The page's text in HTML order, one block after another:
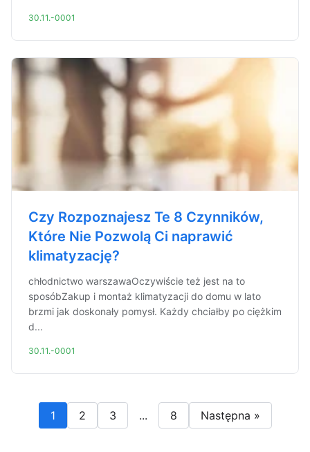
30.11.-0001
Czy Rozpoznajesz Te 8 Czynników,
Które Nie Pozwolą Ci naprawić
klimatyzację?
chłodnictwo warszawaOczywiście też jest na to
sposóbZakup i montaż klimatyzacji do domu w lato
brzmi jak doskonały pomysł. Każdy chciałby po ciężkim
d...
30.11.-0001
1 2 3 ... 8 Następna »